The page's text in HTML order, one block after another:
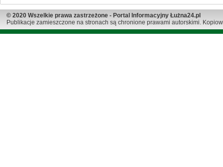
© 2020 Wszelkie prawa zastrzeżone - Portal Informacyjny Łużna24.pl
Publikacje zamieszczone na stronach są chronione prawami autorskimi.